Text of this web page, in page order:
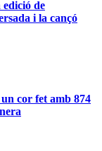
edició de
i la cançó
cor fet amb 874